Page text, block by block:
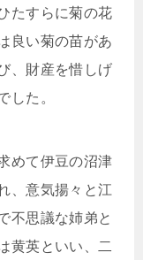
たすらに菊の花
良い菊の苗があ
、財産を惜しげ
した。
めて伊豆の沼津
、意気揚々と江
不思議な姉弟と
黄英といい、二